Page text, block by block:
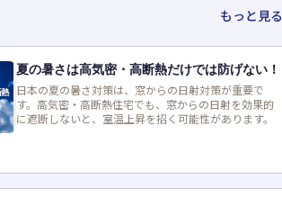
もっと見る
夏の暑さは高気密・高断熱だけでは防げない！
日本の夏の暑さ対策は、窓からの日射対策が重要で
す。高気密・高断熱住宅でも、窓からの日射を効果的
に遮断しないと、室温上昇を招く可能性があります。